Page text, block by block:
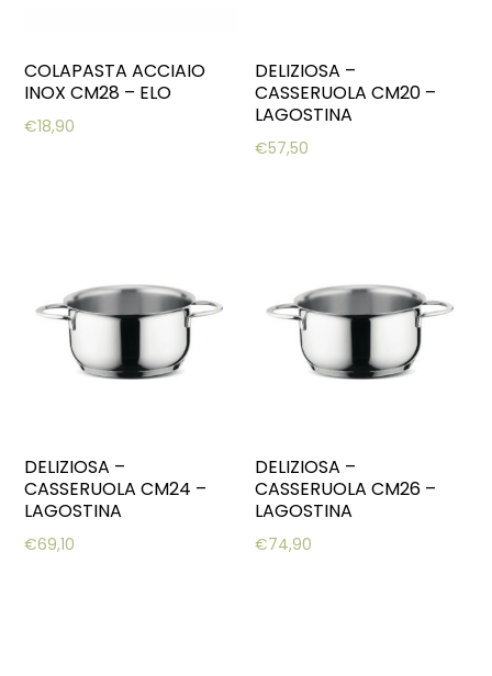
COLAPASTA ACCIAIO
INOX CM28 – ELO
€18,90
DELIZIOSA –
CASSERUOLA CM20 –
LAGOSTINA
€57,50
DELIZIOSA –
CASSERUOLA CM24 –
LAGOSTINA
€69,10
DELIZIOSA –
CASSERUOLA CM26 –
LAGOSTINA
€74,90